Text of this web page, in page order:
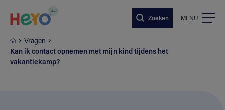
Zoeken MENU
Vragen
Kan ik contact opnemen met mijn kind tijdens het
vakantiekamp?